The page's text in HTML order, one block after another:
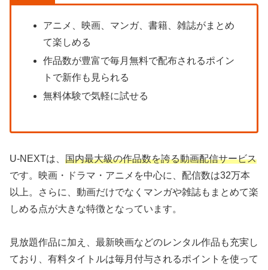
アニメ、映画、マンガ、書籍、雑誌がまとめ
て楽しめる
作品数が豊富で毎月無料で配布されるポイン
トで新作も見られる
無料体験で気軽に試せる
U-NEXTは、 国内最大級の作品数を誇る動画配信サービス
です。映画・ドラマ・アニメを中心に、配信数は32万本
以上。さらに、動画だけでなくマンガや雑誌もまとめて楽
しめる点が大きな特徴となっています。
見放題作品に加え、最新映画などのレンタル作品も充実し
ており、有料タイトルは毎月付与されるポイントを使って